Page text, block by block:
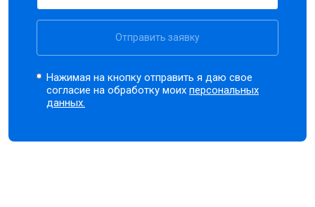
Отправить заявку
Нажимая на кнопку отправить я даю свое
согласие на обработку моихперсональных
данных.